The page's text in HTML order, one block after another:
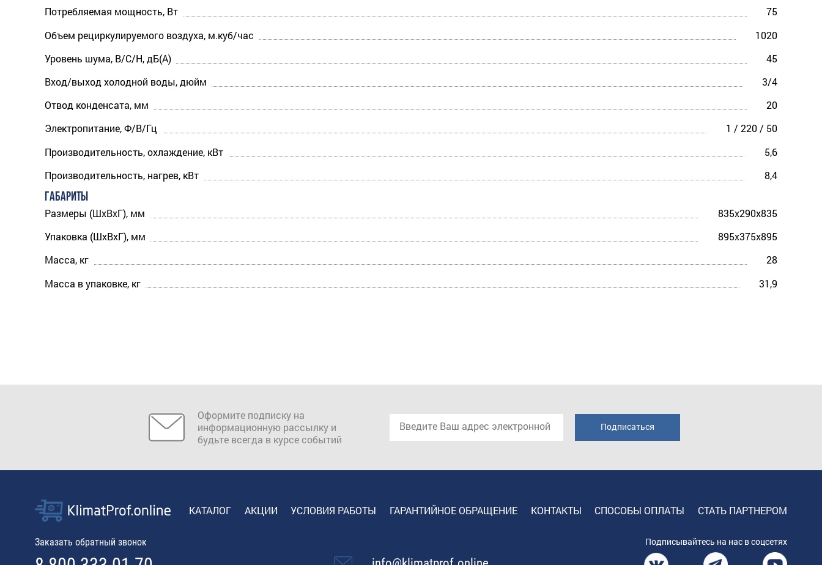
Потребляемая мощность, Вт
75
Объем рециркулируемого воздуха, м.куб/час
1020
Уровень шума, В/С/Н, дБ(А)
45
Вход/выход холодной воды, дюйм
3/4
Отвод конденсата, мм
20
Электропитание, Ф/В/Гц
1 / 220 / 50
Производительность, охлаждение, кВт
5,6
Производительность, нагрев, кВт
8,4
ГАБАРИТЫ
Размеры (ШхВхГ), мм
835x290x835
Упаковка (ШхВхГ), мм
895x375x895
Масса, кг
28
Масса в упаковке, кг
31,9
Оформите подписку на
информационную рассылку и
будьте всегда в курсе событий
КАТАЛОГ АКЦИИ УСЛОВИЯ РАБОТЫ ГАРАНТИЙНОЕ ОБРАЩЕНИЕ КОНТАКТЫ СПОСОБЫ ОПЛАТЫ СТАТЬ ПАРТНЕРОМ
Заказать обратный звонок Подписывайтесь на нас в соцсетях